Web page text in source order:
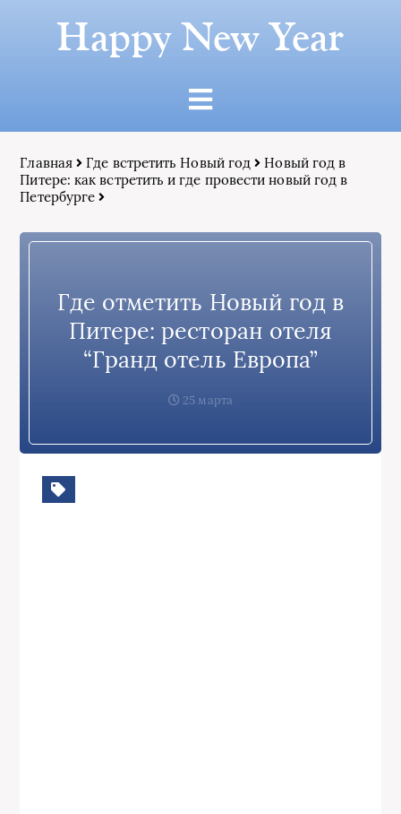
Happy New Year
Главная Где встретить Новый год
Новый год в
Питере: как встретить и где провести новый год в
Петербурге
Где отметить Новый год в
Питере: ресторан отеля
“Гранд отель Европа”
25 марта